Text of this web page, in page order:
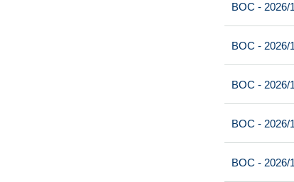
BOC - 2026/
BOC - 2026/
BOC - 2026/
BOC - 2026/
BOC - 2026/